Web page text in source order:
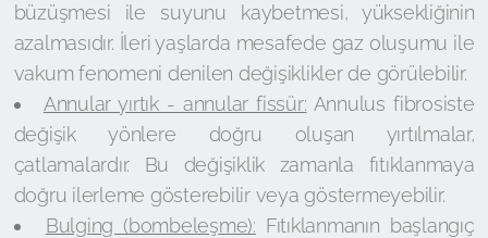
büzüşmesi ile suyunu kaybetmesi, yüksekliğinin
azalmasıdır. İleri yaşlarda mesafede gaz oluşumu ile
vakum fenomeni denilen değişiklikler de görülebilir.
Annular yırtık - annular fissür: Annulus fibrosiste
değişik yönlere doğru oluşan yırtılmalar,
çatlamalardır. Bu değişiklik zamanla fıtıklanmaya
doğru ilerleme gösterebilir veya göstermeyebilir.
Bulging (bombeleşme): Fıtıklanmanın başlangıç